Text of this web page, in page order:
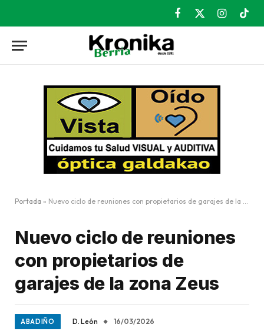
Facebook
X
Instagram
Portada » Nuevo ciclo de reuniones con propietarios de garajes de la zona Zeus
Nuevo ciclo de reuniones
con propietarios de
garajes de la zona Zeus
ABADIÑO D. León 16/03/2026